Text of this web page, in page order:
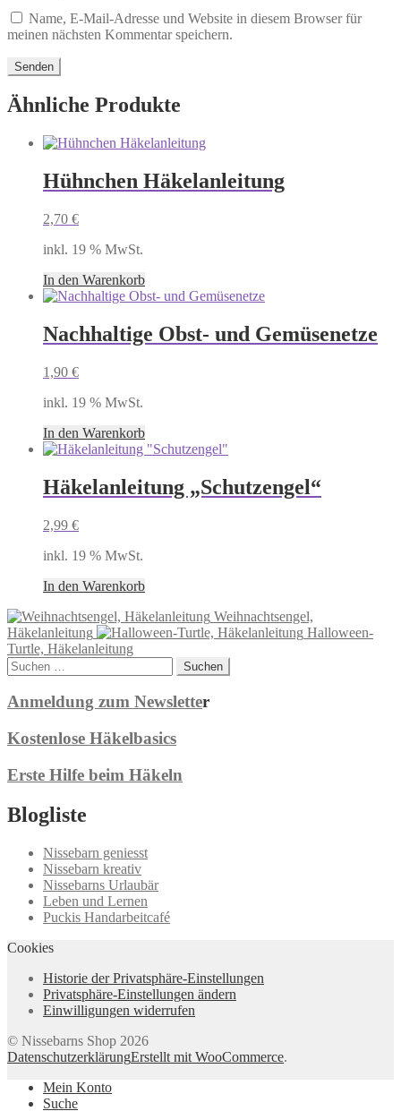
Name, E-Mail-Adresse und Website in diesem Browser für
meinen nächsten Kommentar speichern.
Ähnliche Produkte
Hühnchen Häkelanleitung
2,70 €
inkl. 19 % MwSt.
In den Warenkorb
Nachhaltige Obst- und Gemüsenetze
1,90 €
inkl. 19 % MwSt.
In den Warenkorb
Häkelanleitung „Schutzengel“
2,99 €
inkl. 19 % MwSt.
In den Warenkorb
Weihnachtsengel,
Häkelanleitung
Halloween-
Turtle, Häkelanleitung
Suchen
nach:
Anmeldung zum Newsletter
Kostenlose Häkelbasics
Erste Hilfe beim Häkeln
Blogliste
Nissebarn geniesst
Nissebarn kreativ
Nissebarns Urlaubär
Leben und Lernen
Puckis Handarbeitcafé
Cookies
Historie der Privatsphäre-Einstellungen
Privatsphäre-Einstellungen ändern
Einwilligungen widerrufen
© Nissebarns Shop 2026
DatenschutzerklärungErstellt mit WooCommerce.
Mein Konto
Suche